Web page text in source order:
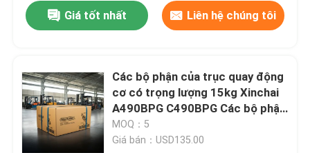
Giá tốt nhất Liên hệ chúng tôi
Các bộ phận của trục quay động
cơ có trọng lượng 15kg Xinchai
A490BPG C490BPG Các bộ phận
của động cơ diesel
MOQ：5
Giá bán：USD135.00